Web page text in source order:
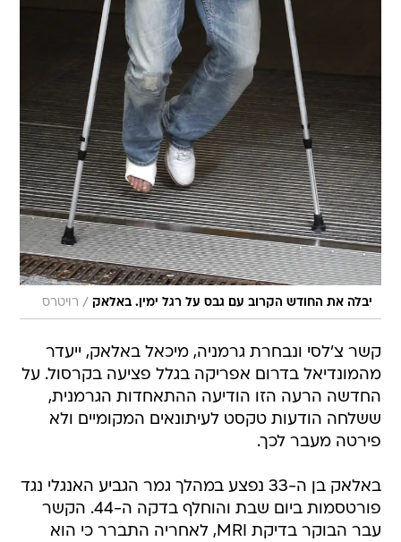
יבלה את החודש הקרוב עם גבס על רגל ימין. באלאק / רויטרס
קשר צ'לסי ונבחרת גרמניה, מיכאל באלאק, ייעדר
מהמונדיאל בדרום אפריקה בגלל פציעה בקרסול. על
החדשה הרעה הזו הודיעה ההתאחדות הגרמנית,
ששלחה הודעות טקסט לעיתונאים המקומיים ולא
פירטה מעבר לכך.
באלאק בן ה-33 נפצע במהלך גמר הגביע האנגלי נגד
פורטסמות ביום שבת והוחלף בדקה ה-44. הקשר
עבר הבוקר בדיקת MRI, לאחריה התברר כי הוא